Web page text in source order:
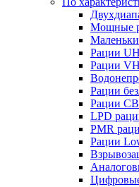
Мощные
Рации
Рации
Рации
Рации
LPD
PMR
Рации